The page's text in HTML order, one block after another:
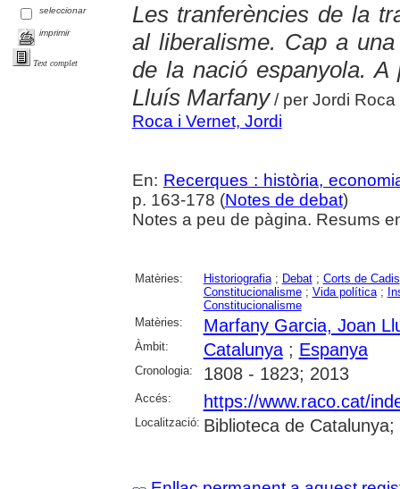
seleccionar
imprimir
Text complet
Les tranferències de la
al liberalisme. Cap a
de la nació espanyola.
Lluís Marfany/ per Jordi Roca
Roca i Vernet, Jordi
En: Recerques : història,
p. 163-178 (Notes de debat)
Notes a peu de pàgina. Resums
Matèries: Historiografia; Debat; Corts de Cadis
Constitucionalisme; Vida política;
Constitucionalisme
Matèries:
Marfany Garcia, Joan
Àmbit: Catalunya; Espanya
Cronologia: 1808 - 1823; 2013
Accés: https://www.raco.cat/
Localització: Biblioteca de